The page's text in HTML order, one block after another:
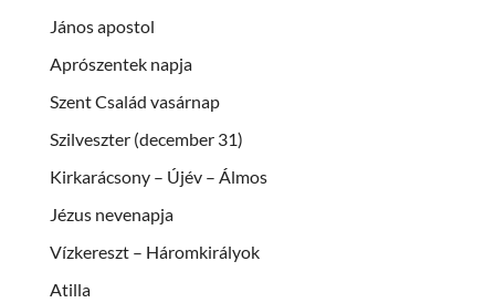
János apostol
Aprószentek napja
Szent Család vasárnap
Szilveszter (december 31)
Kirkarácsony – Újév – Álmos
Jézus nevenapja
Vízkereszt – Háromkirályok
Atilla